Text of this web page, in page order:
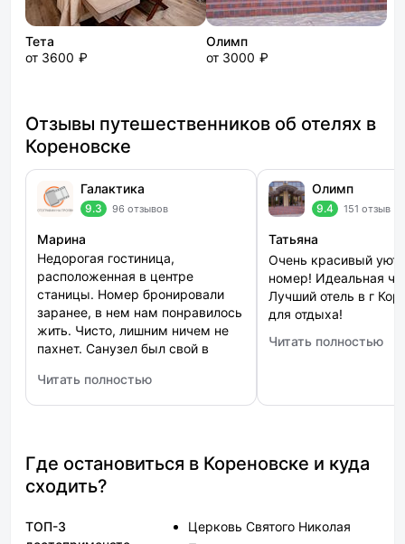
Тета
от 3600 ₽
Олимп
от 3000 ₽
Отзывы путешественников об отелях в
Кореновске
Галактика
9.3 96 отзывов
Марина
Недорогая гостиница,
расположенная в центре
станицы. Номер бронировали
заранее, в нем нам понравилось
жить. Чисто, лишним ничем не
пахнет. Санузел был свой в
развлечений, включая бильярд и
ночной клуб. Работает здесь и
и размер порций.
Читать полностью
: Галактика
Олимп
9.4 151 отзыв
Татьяна
Очень красивый
номер! Идеальная
Лучший отель в г
для отдыха!
Читать полностью
: Олимп
Где остановиться в Кореновске и куда
сходить?
ТОП-3
Церковь Святого Николая